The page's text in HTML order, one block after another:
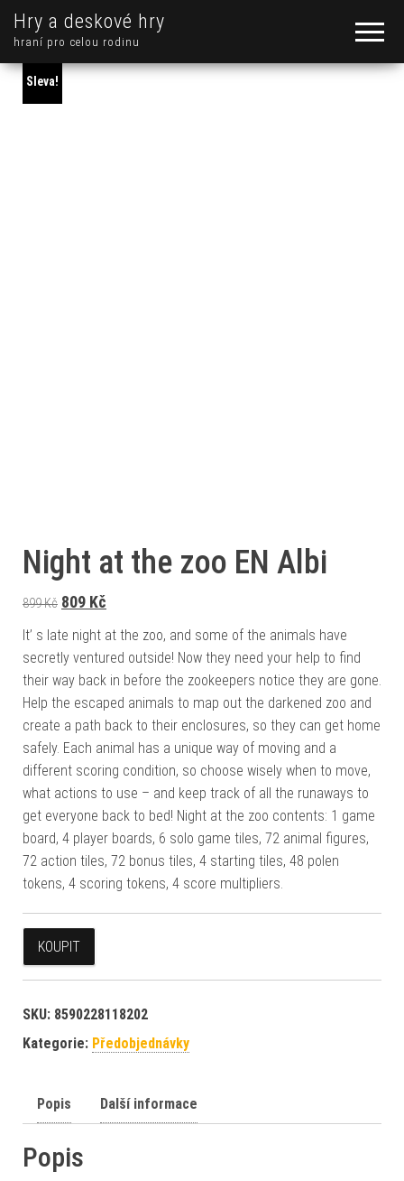
Hry a deskové hry
hraní pro celou rodinu
Sleva!
Night at the zoo EN Albi
899Kč Původní cena byla: 899 Kč.
809 Kč
It’ s late night at the zoo, and some of the animals have
secretly ventured outside! Now they need your help to find
their way back in before the zookeepers notice they are gone.
Help the escaped animals to map out the darkened zoo and
create a path back to their enclosures, so they can get home
safely. Each animal has a unique way of moving and a
different scoring condition, so choose wisely when to move,
what actions to use – and keep track of all the runaways to
get everyone back to bed! Night at the zoo contents: 1 game
board, 4 player boards, 6 solo game tiles, 72 animal figures,
72 action tiles, 72 bonus tiles, 4 starting tiles, 48 polen
tokens, 4 scoring tokens, 4 score multipliers.
KOUPIT
SKU: 8590228118202
Kategorie: Předobjednávky
Popis Další informace
Popis